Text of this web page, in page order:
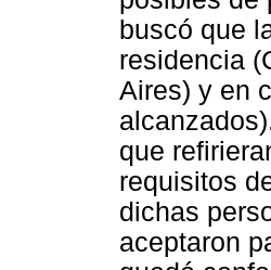
buscó que
residencia
Aires) y en
que
requisitos
dichas
aceptaron